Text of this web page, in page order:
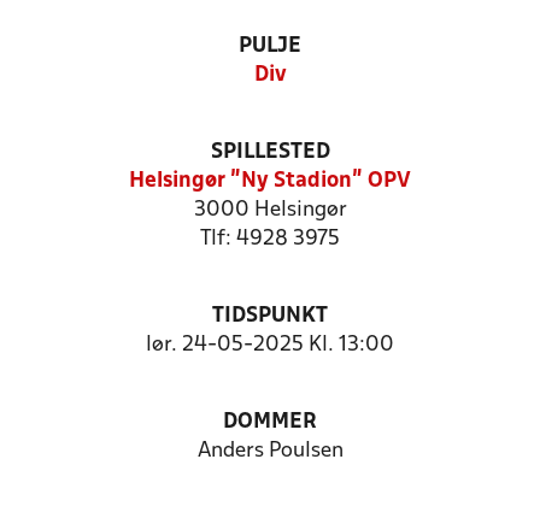
PULJE
Div
SPILLESTED
Helsingør "Ny Stadion" OPV
3000 Helsingør
Tlf: 4928 3975
TIDSPUNKT
lør. 24-05-2025 Kl. 13:00
DOMMER
Anders Poulsen